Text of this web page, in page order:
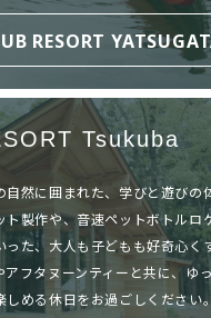
RESORT
Tsukuba
自然に囲まれた、学びと遊びの
ト製作や、音速ペットボトルロ
った、大人も子どもも好奇心く
アフタヌーンティーと共に、ゆ
しめる休日をお過ごしください